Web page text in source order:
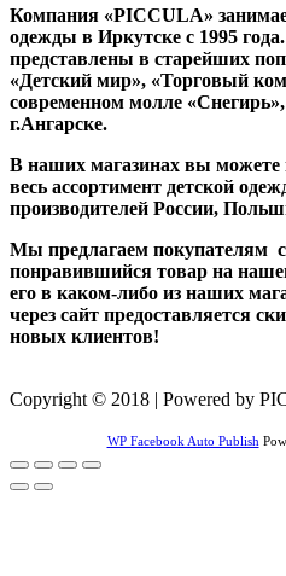
Компания «PICCULA»
одежды в Иркутске с 1995
представлены в старейших
«Детский мир», «Торговый
современном молле
г.Ангарске.
В наших магазинах вы можете
весь ассортимент детской
производителей России,
Мы предлагаем покупателям
понравившийся товар на
его в каком-либо из наших
через сайт предоставляется
новых клиентов!
Copyright © 2018 | Powered by
WP Facebook Auto Publish